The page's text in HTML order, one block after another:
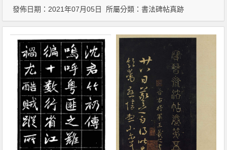
發佈日期：2021年07月05日 所屬分類：書法碑帖真跡